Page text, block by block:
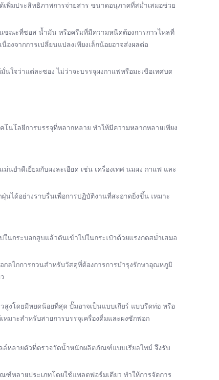
เพิ่มประสิทธิภาพการจ่ายสาร ขนาดอนุภาคที่สม่ำเสมอช่วย
นขณะที่ซอส น้ำมัน หรือครีมที่มีความหนืดต้องการการไหลที่
งจากการเปลี่ยนแปลงเพียงเล็กน้อยอาจส่งผลต่อ
ใจว่าแต่ละซอง ไม่ว่าจะบรรจุผงกาแฟหรือมะเขือเทศบด
นโลยีการบรรจุที่หลากหลาย ทำให้มีความหลากหลายเพียง
ยำดีเยี่ยมกับผงละเอียด เช่น เครื่องเทศ นมผง กาแฟ และ
ได้อย่างราบรื่นเพื่อการปฏิบัติงานที่สะอาดยิ่งขึ้น เหมาะ
กระบอกสูบแล้วดันเข้าไปในกระเป๋าด้วยแรงกดสม่ำเสมอ
ลไกการกวนสำหรับวัสดุที่ต้องการการบำรุงรักษาอุณหภูมิ
สูงโดยมีหยดน้อยที่สุด ปั๊มอาจเป็นแบบเกียร์ แบบรีดท่อ หรือ
มาะสำหรับสายการบรรจุเครื่องดื่มและผงซักฟอก
หลายตัวที่ตรวจวัดน้ำหนักผลิตภัณฑ์แบบเรียลไทม์ จึงรับ
ฑ์หลายประเภทโดยใช้แพลตฟอร์มเดียว ทำให้การจัดการ